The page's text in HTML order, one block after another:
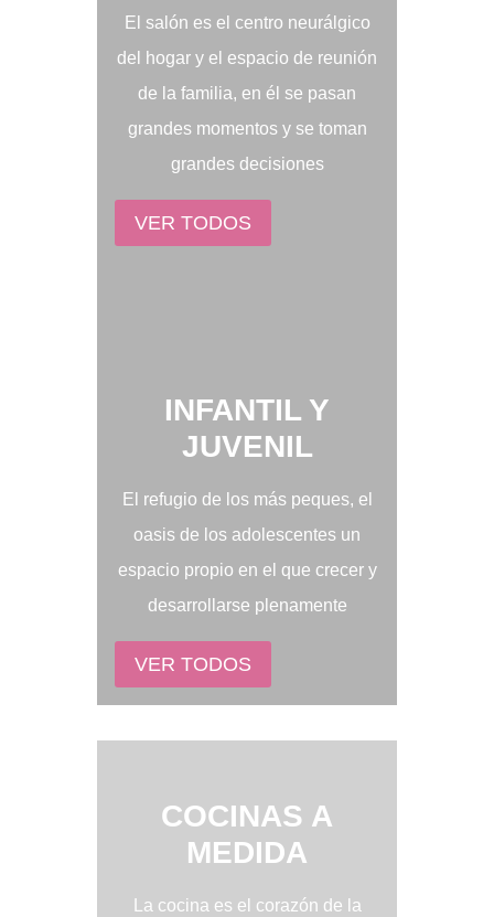
El salón es el centro neurálgico
del hogar y el espacio de reunión
de la familia, en él se pasan
grandes momentos y se toman
grandes decisiones
VER TODOS
INFANTIL Y
JUVENIL
El refugio de los más peques, el
oasis de los adolescentes un
espacio propio en el que crecer y
desarrollarse plenamente
VER TODOS
COCINAS A
MEDIDA
La cocina es el corazón de la